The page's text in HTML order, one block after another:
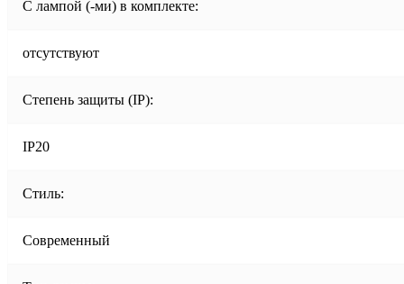
С лампой (-ми) в комплекте:
отсутствуют
Степень защиты (IP):
IP20
Стиль:
Современный